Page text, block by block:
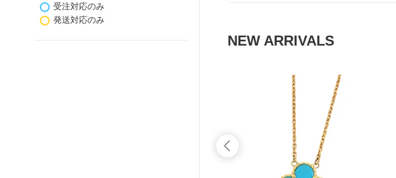
受注対応のみ
発送対応のみ
NEW ARRIVALS